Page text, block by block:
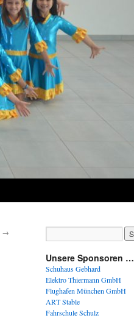
→
Unsere Sponsoren …
Schuhaus Gebhard
Elektro Thiermann GmbH
Flughafen München GmbH
ART Stable
Fahrschule Schulz